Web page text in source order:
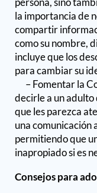
la importancia de
compartir
como su nombre,
incluye que los
para cambiar su
– Fomentar la
decirle a un adulto
que les parezca
una comunicación
permitiendo que
inapropiado si es
Consejos para